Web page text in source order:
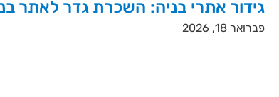
גידור אתרי בניה: השכרת גדר לאתר
פברואר 18, 2026